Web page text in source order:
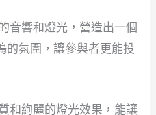
音響和燈光，營造出一個
的氛圍，讓參與者更能投
和絢麗的燈光效果，能讓